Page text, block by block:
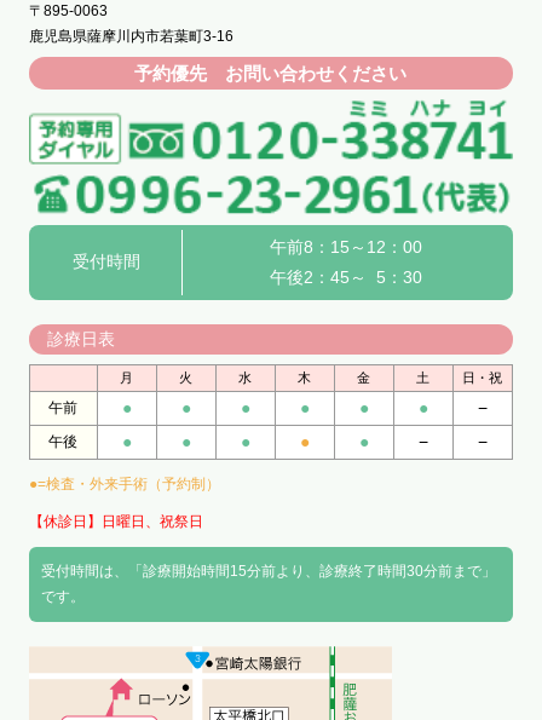
〒895-0063
鹿児島県薩摩川内市若葉町3-16
予約優先 お問い合わせください
受付時間
午前8：15～12：00
午後2：45～ 5：30
診療日表
月 火 水 木 金 土 日・祝
午前 ● ● ● ● ● ● −
午後 ● ● ● ● ● − −
●=検査・外来手術（予約制）
【休診日】日曜日、祝祭日
受付時間は、「診療開始時間15分前より、診療終了時間30分前まで」
です。